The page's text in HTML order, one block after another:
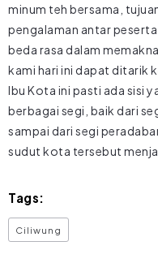
minum teh bersama,
pengalaman antar
beda rasa dalam
kami hari ini dapat ditarik
Ibu Kota ini pasti ada sisi
berbagai segi, baik dari
sampai dari segi
sudut kota tersebut
Tags:
Ciliwung